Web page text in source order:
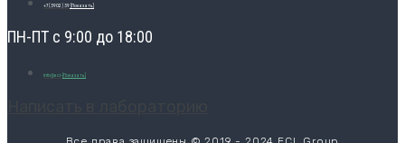
+7 (3902) 39 [Показать]
ПН-ПТ с 9:00 до 18:00
info@ecl- [Показать]